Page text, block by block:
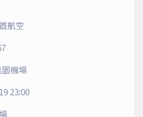
航空
機場
23:00